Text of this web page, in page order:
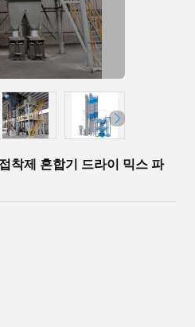
착제 혼합기 드라이 믹스 파